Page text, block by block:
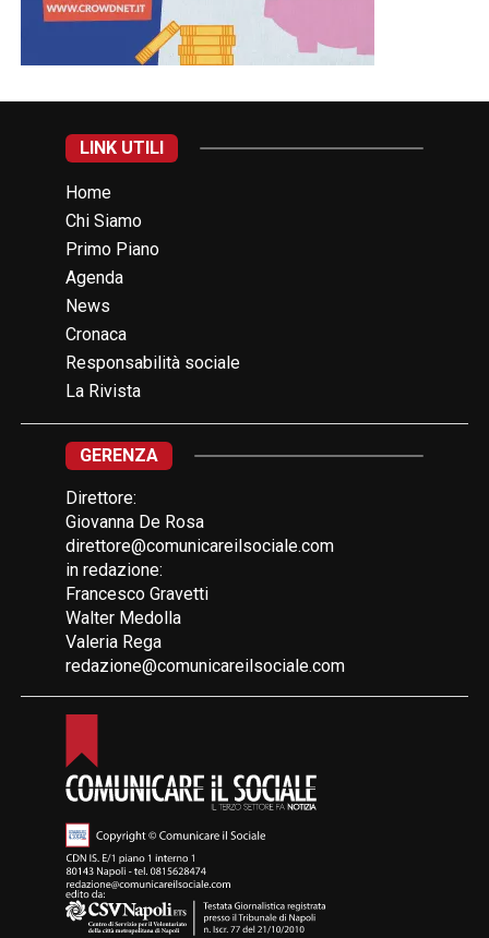
LINK UTILI
Home
Chi Siamo
Primo Piano
Agenda
News
Cronaca
Responsabilità sociale
La Rivista
GERENZA
Direttore:
Giovanna De Rosa
direttore@comunicareilsociale.com
in redazione:
Francesco Gravetti
Walter Medolla
Valeria Rega
redazione@comunicareilsociale.com